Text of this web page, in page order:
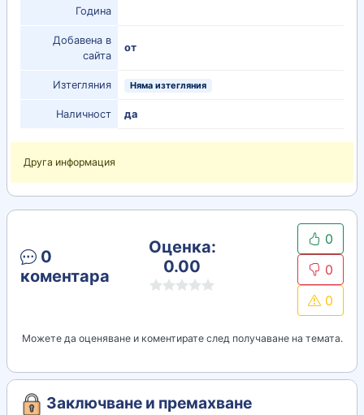
Година
Добавена в
сайта
от
Изтегляния Няма изтегляния
Наличност да
Друга информация
0
коментара
Оценка:
0.00
0
0
0
Можете да оценяване и коментирате след получаване на темата.
Заключване и премахване